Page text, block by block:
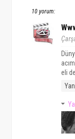
10 yorum:
eli